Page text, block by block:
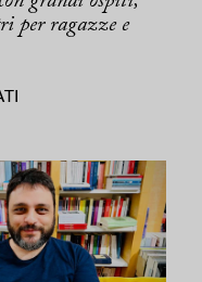
per ragazze e